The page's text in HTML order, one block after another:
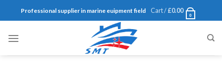
Professional supplier in marine euipment field Cart /£0.00
0